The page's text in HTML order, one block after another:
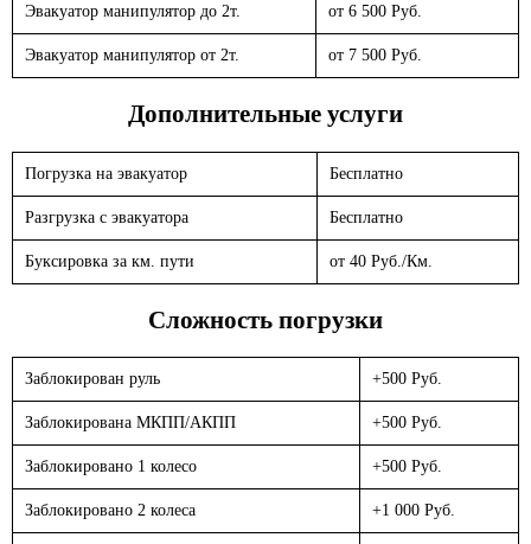
Эвакуатор манипулятор до 2т. от 6 500 Руб.
Эвакуатор манипулятор от 2т. от 7 500 Руб.
Дополнительные услуги
Погрузка на эвакуатор Бесплатно
Разгрузка с эвакуатора Бесплатно
Буксировка за км. пути от 40 Руб./Км.
Сложность погрузки
Заблокирован руль +500 Руб.
Заблокирована МКПП/АКПП +500 Руб.
Заблокировано 1 колесо +500 Руб.
Заблокировано 2 колеса +1 000 Руб.